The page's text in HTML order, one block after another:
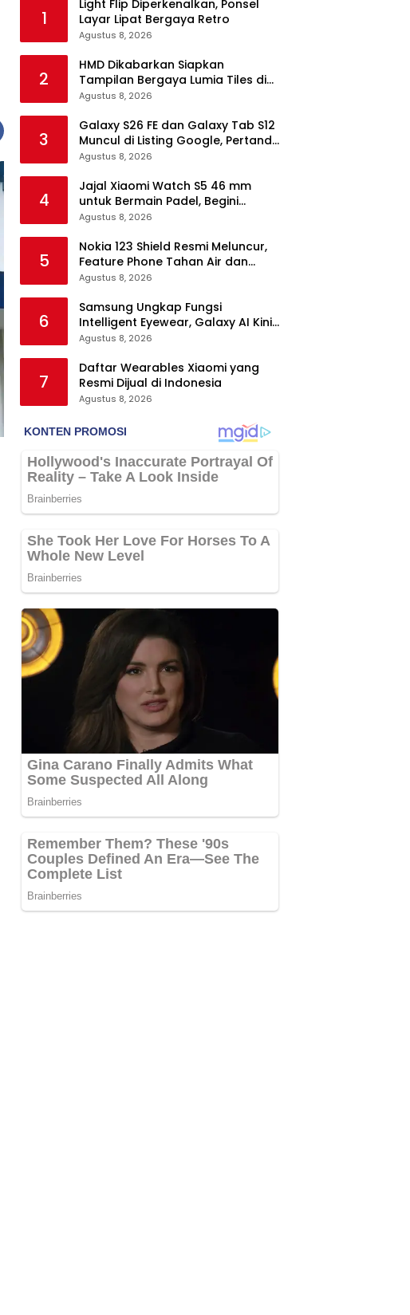
1
Light Flip Diperkenalkan, Ponsel
Layar Lipat Bergaya Retro
Agustus 8, 2026
2
HMD Dikabarkan Siapkan
Tampilan Bergaya Lumia Tiles di
Ponsel Android
Agustus 8, 2026
3
Galaxy S26 FE dan Galaxy Tab S12
Muncul di Listing Google, Pertanda
Segera Rilis?
Agustus 8, 2026
4
Jajal Xiaomi Watch S5 46 mm
untuk Bermain Padel, Begini
Kemampuannya
Agustus 8, 2026
5
Nokia 123 Shield Resmi Meluncur,
Feature Phone Tahan Air dan
Debu
Agustus 8, 2026
6
Samsung Ungkap Fungsi
Intelligent Eyewear, Galaxy AI Kini
Bisa Diakses Tanpa Layar
Agustus 8, 2026
7
Daftar Wearables Xiaomi yang
Resmi Dijual di Indonesia
Agustus 8, 2026